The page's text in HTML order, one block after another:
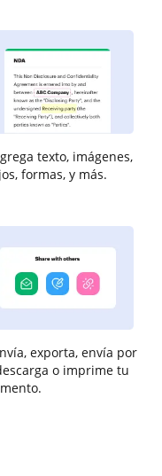
texto, imágenes,
formas, y más.
exporta, envía por
o imprime tu